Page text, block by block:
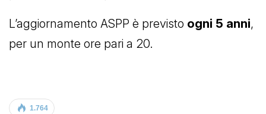
L’aggiornamento ASPP è previsto ogni 5 anni,
per un monte ore pari a 20.
1.764